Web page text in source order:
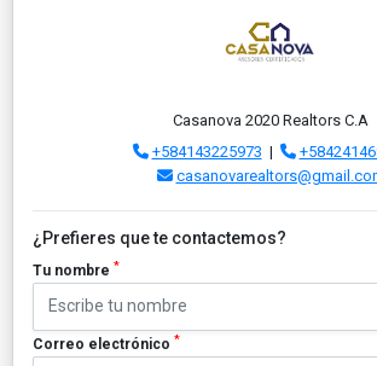
Casanova 2020 Realtors C.A
+584143225973 |
¿Prefieres que te contactemos?
Tu nombre *
Correo electrónico *